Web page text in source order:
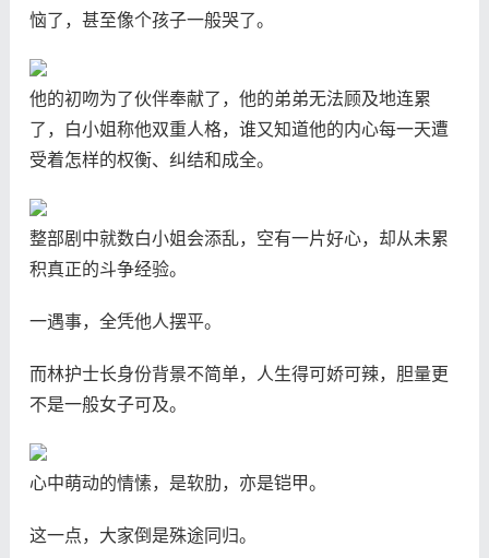
恼了，甚至像个孩子一般哭了。
他的初吻为了伙伴奉献了，他的弟弟无法顾及地连累
了，白小姐称他双重人格，谁又知道他的内心每一天遭
受着怎样的权衡、纠结和成全。
整部剧中就数白小姐会添乱，空有一片好心，却从未累
积真正的斗争经验。
一遇事，全凭他人摆平。
而林护士长身份背景不简单，人生得可娇可辣，胆量更
不是一般女子可及。
心中萌动的情愫，是软肋，亦是铠甲。
这一点，大家倒是殊途同归。